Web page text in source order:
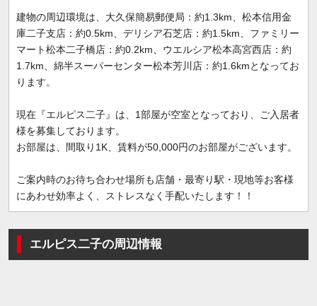
建物の周辺環境は、大久保簡易郵便局：約1.3km、松本信用金
庫二子支店：約0.5km、デリシア石芝店：約1.5km、ファミリー
マート松本二子橋店：約0.2km、ウエルシア松本高宮西店：約
1.7km、綿半スーパーセンター松本芳川店：約1.6kmとなってお
ります。
現在『エルピス二子』は、1部屋が空室となっており、ご入居者
様を募集しております。
お部屋は、間取り1K、賃料が50,000円のお部屋がございます。
ご案内時のお待ち合わせ場所も店舗・最寄り駅・現地等お客様
にあわせ効率よく、ストレスなく手配いたします！！
エルピス二子の周辺情報